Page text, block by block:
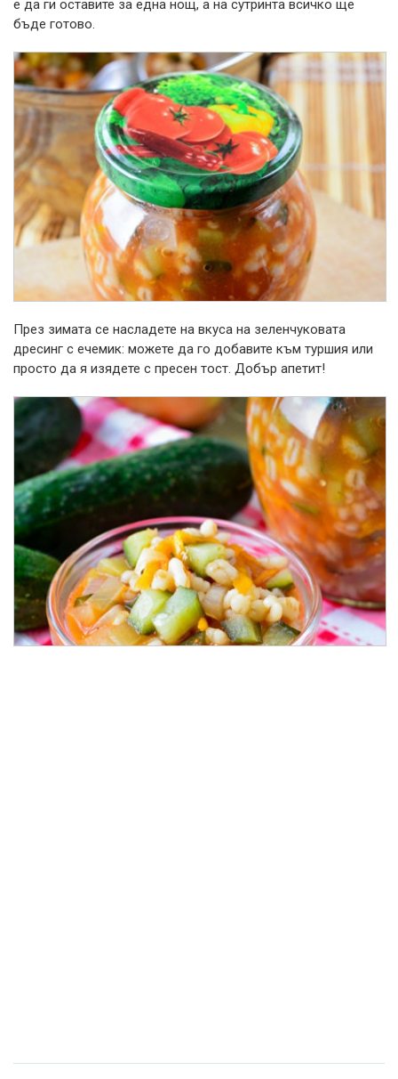
е да ги оставите за една нощ, а на сутринта всичко ще
бъде готово.
През зимата се насладете на вкуса на зеленчуковата
дресинг с ечемик: можете да го добавите към туршия или
просто да я изядете с пресен тост. Добър апетит!